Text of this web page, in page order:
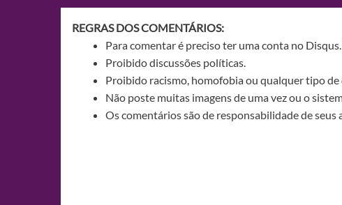
REGRAS DOS COMENTÁRIOS:
Para comentar é preciso ter uma conta no Disqus.
Proibido discussões políticas.
Proibido racismo, homofobia ou qualquer tipo de
Não poste muitas imagens de uma vez ou o
Os comentários são de responsabilidade de